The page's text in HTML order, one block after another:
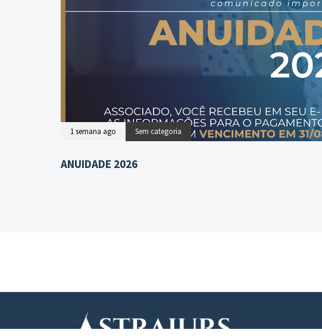
1 semana ago Sem categoria
ANUIDADE 2026